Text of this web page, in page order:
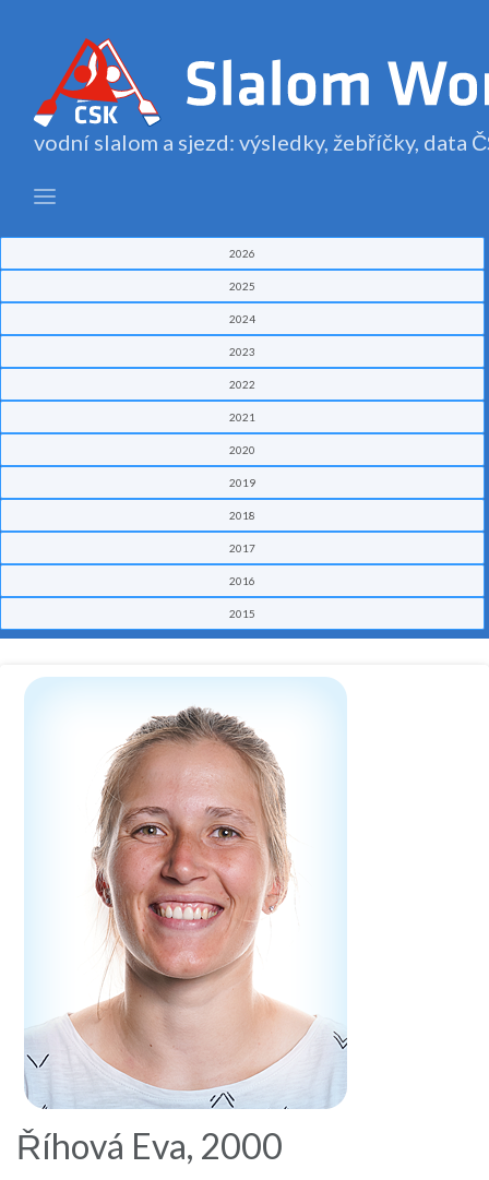
vodní slalom a sjezd: výsledky, žebříčky, data
2026
2025
2024
2023
2022
2021
2020
2019
2018
2017
2016
2015
Říhová Eva, 2000